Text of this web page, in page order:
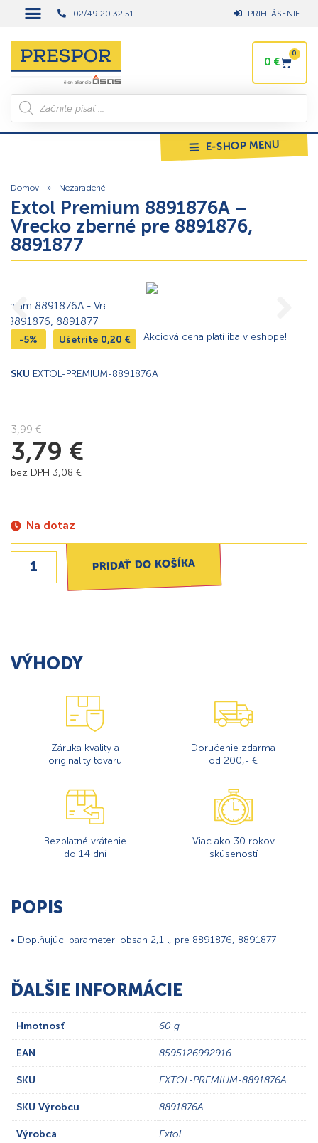
02/49 20 32 51 PRIHLÁSENIE
0 €
0
E-SHOP MENU
Domov » Nezaradené
Extol Premium 8891876A –
Vrecko zberné pre 8891876,
8891877
-5% Ušetríte 0,20 € Akciová cena platí iba v eshope!
SKU EXTOL-PREMIUM-8891876A
3,99€
3,79 €
bez DPH 3,08 €
Na dotaz
PRIDAŤ DO KOŠÍKA
VÝHODY
Záruka kvality a
originality tovaru
Doručenie zdarma
od 200,- €
Bezplatné vrátenie
do 14 dní
Viac ako 30 rokov
skúseností
POPIS
• Doplňujúci parameter: obsah 2,1 l, pre 8891876, 8891877
ĎALŠIE INFORMÁCIE
Hmotnosť 60 g
EAN 8595126992916
SKU EXTOL-PREMIUM-8891876A
SKU Výrobcu 8891876A
Výrobca Extol